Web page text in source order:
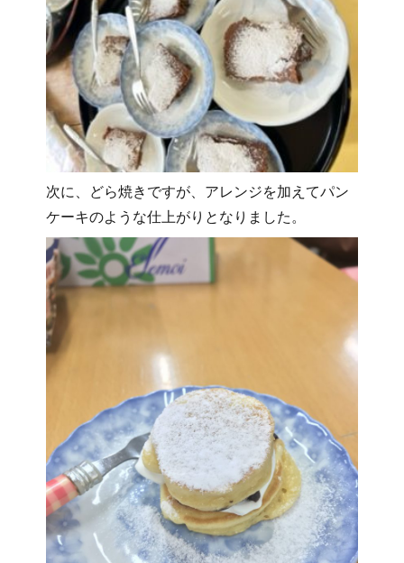
次に、どら焼きですが、アレンジを加えてパン
ケーキのような仕上がりとなりました。